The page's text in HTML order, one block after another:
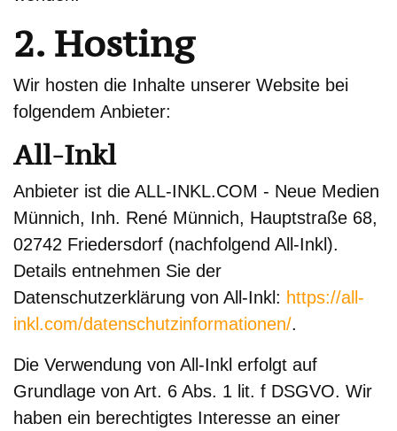
2. Hosting
Wir hosten die Inhalte unserer Website bei
folgendem Anbieter:
All-Inkl
Anbieter ist die ALL-INKL.COM - Neue Medien
Münnich, Inh. René Münnich, Hauptstraße 68,
02742 Friedersdorf (nachfolgend All-Inkl).
Details entnehmen Sie der
Datenschutzerklärung von All-Inkl: https://all-
inkl.com/datenschutzinformationen/.
Die Verwendung von All-Inkl erfolgt auf
Grundlage von Art. 6 Abs. 1 lit. f DSGVO. Wir
haben ein berechtigtes Interesse an einer